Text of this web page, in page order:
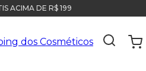
ACIMA DE R$ 199